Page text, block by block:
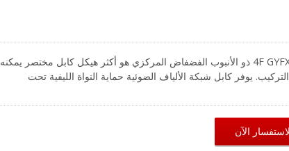
CRXCabling كابل الألياف البصرية 4F GYFXTZY ذو الأنبوب الفضفاض المركزي هو أكثر هيكل كابل مختصر يمكنه
يوفر كابل شبكة الألياف الضوئية حماية النواة الليفية تحت
أنبوب فضفاض، ومغطى بخيوط زجاجية وخيوط أراميد كتعزيز، ثم غلاف خارجي من LSZH. تم إضافة خيوط
الشبكة آمنة.
الآن